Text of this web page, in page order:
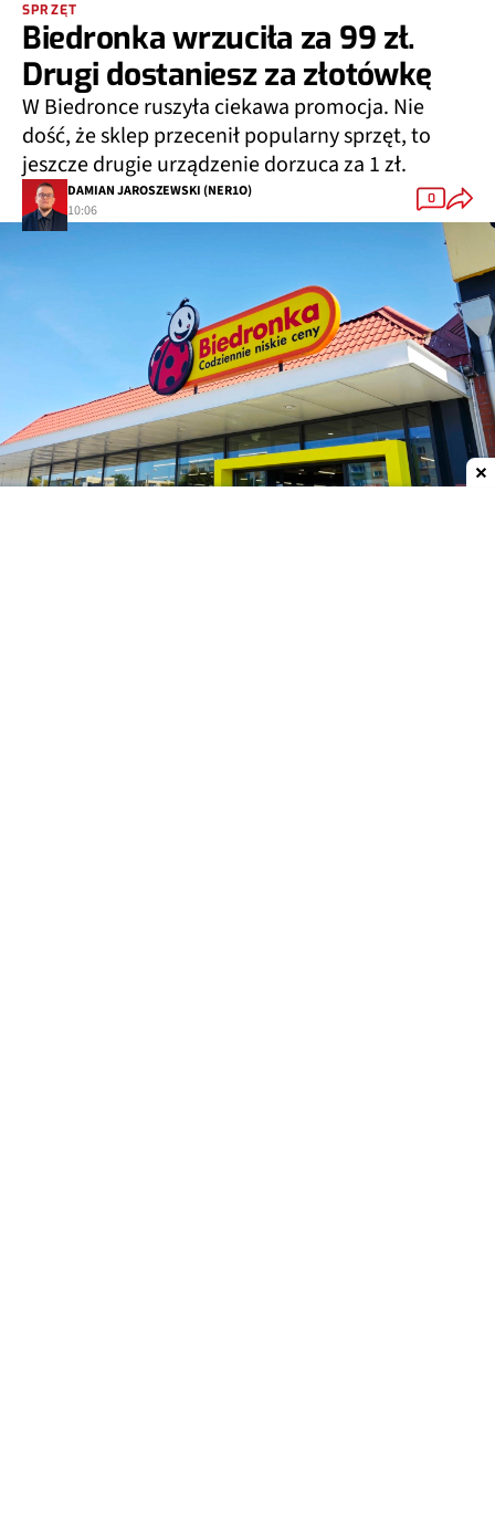
SPRZĘT
Biedronka wrzuciła za 99 zł.
Drugi dostaniesz za złotówkę
W Biedronce ruszyła ciekawa promocja. Nie
dość, że sklep przecenił popularny sprzęt, to
jeszcze drugie urządzenie dorzuca za 1 zł.
DAMIAN JAROSZEWSKI (NER1O)
10:06
0